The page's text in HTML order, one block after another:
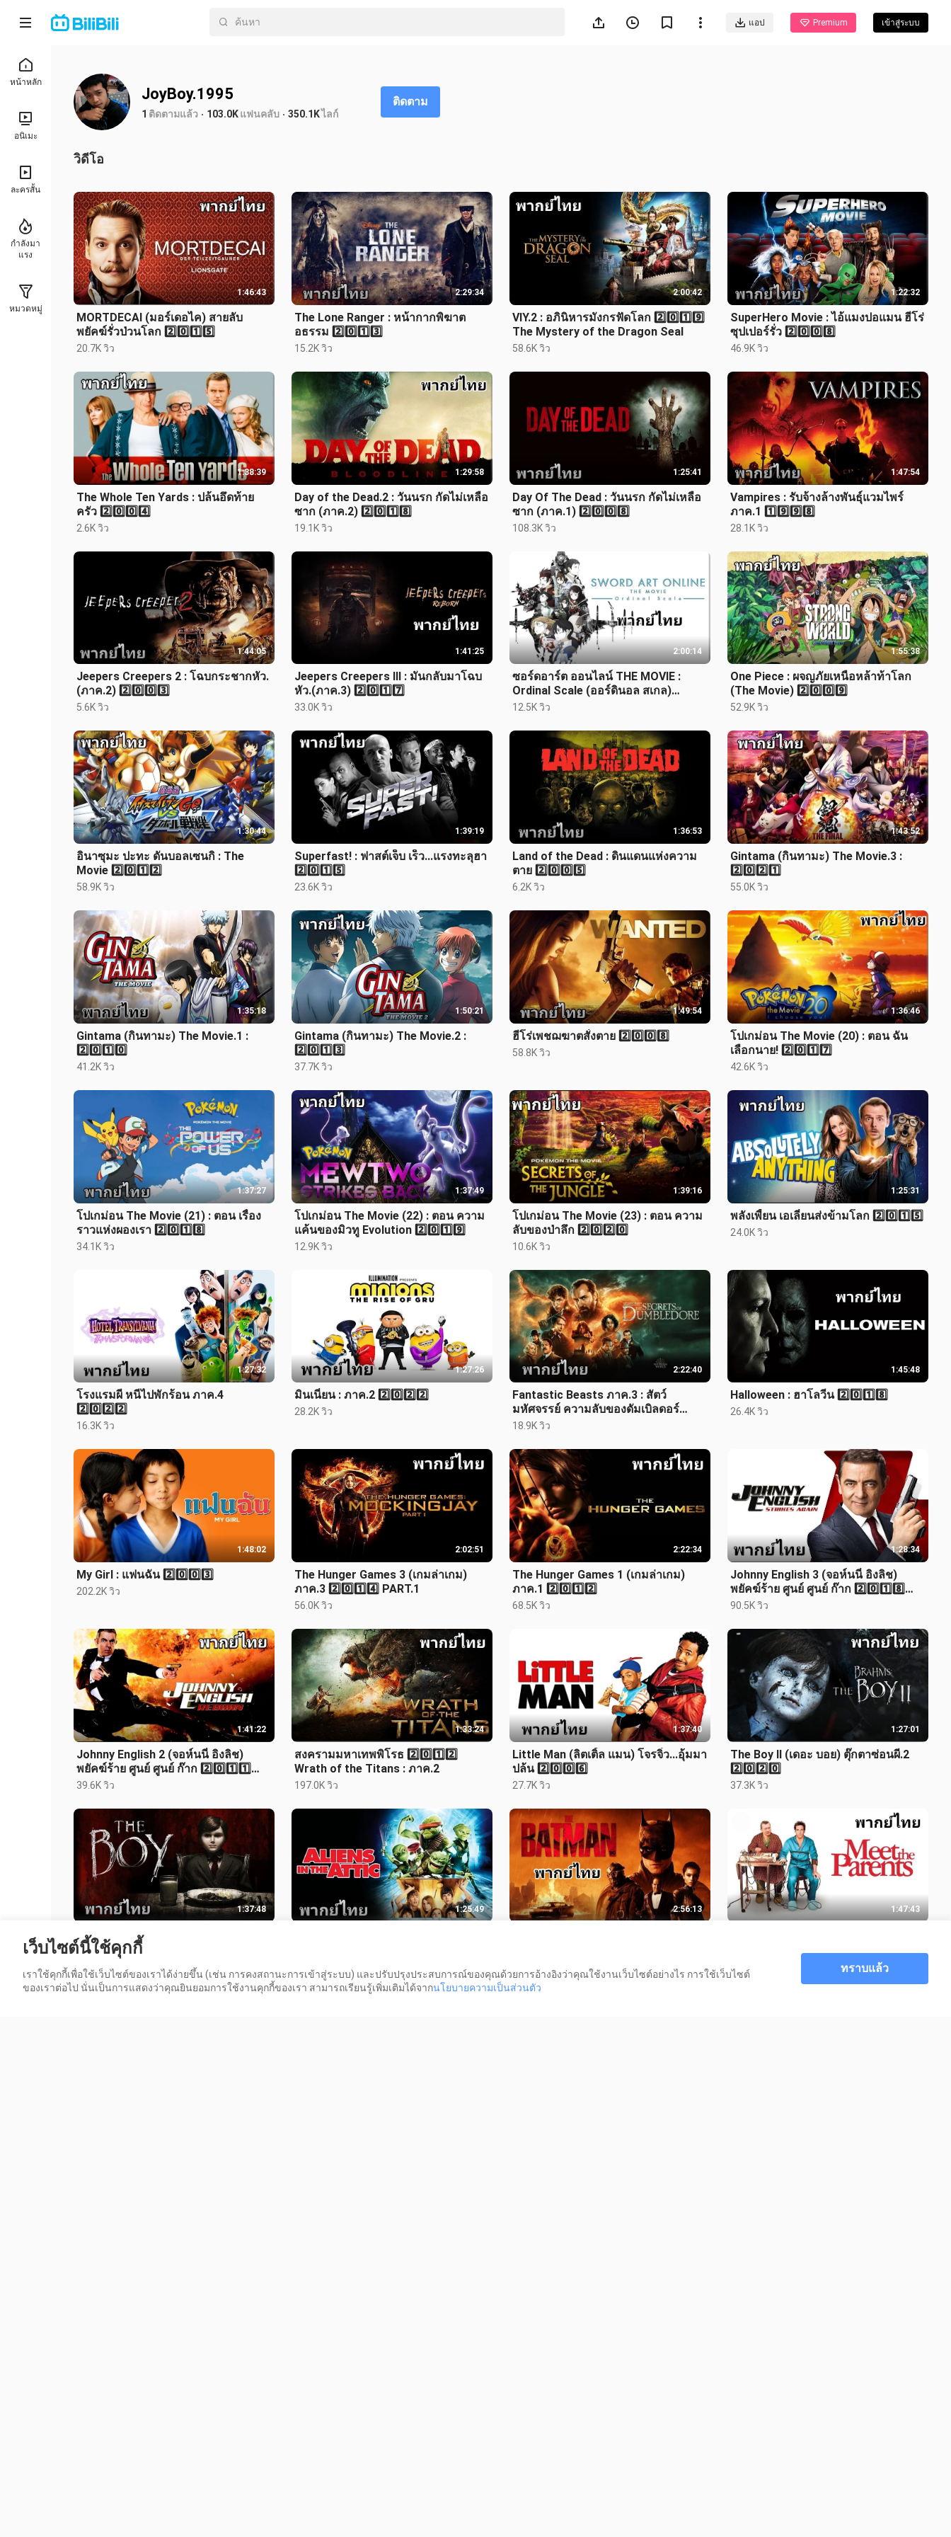
แอป Premium เข้าสู่ระบบ
หน้าหลัก
อนิเมะ
ละครสั้น
กำลังมา
แรง
หมวดหมู่
JoyBoy.1995
1 ติดตามแล้ว 103.0Kแฟนคลับ 350.1Kไลก์
ติดตาม
วิดีโอ
1:46:43
MORTDECAI (มอร์เดอไค) สายลับ
พยัคฆ์รั่วป่วนโลก 2️⃣0️⃣1️⃣5️⃣
20.7K วิว
2:29:34
The Lone Ranger : หน้ากากพิฆาต
อธรรม 2️⃣0️⃣1️⃣3️⃣
15.2K วิว
2:00:42
VIY.2 : อภินิหารมังกรฟัดโลก 2️⃣0️⃣1️⃣9️⃣
The Mystery of the Dragon Seal
58.6K วิว
1:22:32
SuperHero Movie : ไอ้แมงปอแมน ฮีโร่
ซุปเปอร์รั่ว 2️⃣0️⃣0️⃣8️⃣
46.9K วิว
1:38:39
The Whole Ten Yards : ปล้นอึดท้าย
ครัว 2️⃣0️⃣0️⃣4️⃣
2.6K วิว
1:29:58
Day of the Dead.2 : วันนรก กัดไม่เหลือ
ซาก (ภาค.2) 2️⃣0️⃣1️⃣8️⃣
19.1K วิว
1:25:41
Day Of The Dead : วันนรก กัดไม่เหลือ
ซาก (ภาค.1) 2️⃣0️⃣0️⃣8️⃣
108.3K วิว
1:47:54
Vampires : รับจ้างล้างพันธุ์แวมไพร์
ภาค.1 1️⃣9️⃣9️⃣8️⃣
28.1K วิว
1:44:05
Jeepers Creepers 2 : โฉบกระชากหัว.
(ภาค.2) 2️⃣0️⃣0️⃣3️⃣
5.6K วิว
1:41:25
Jeepers Creepers III : มันกลับมาโฉบ
หัว.(ภาค.3) 2️⃣0️⃣1️⃣7️⃣
33.0K วิว
2:00:14
ซอร์ดอาร์ต ออนไลน์ THE MOVIE :
Ordinal Scale (ออร์ดินอล สเกล)
2️⃣0️⃣1️⃣7️⃣
12.5K วิว
1:55:38
One Piece : ผจญภัยเหนือหล้าท้าโลก
(The Movie) 2️⃣0️⃣0️⃣9️⃣
52.9K วิว
1:30:44
อินาซุมะ ปะทะ ดันบอลเซนกิ : The
Movie 2️⃣0️⃣1️⃣2️⃣
58.9K วิว
1:39:19
Superfast! : ฟาสต์เจ็บ เร็ว...แรงทะลุฮา
2️⃣0️⃣1️⃣5️⃣
23.6K วิว
1:36:53
Land of the Dead : ดินแดนแห่งความ
ตาย 2️⃣0️⃣0️⃣5️⃣
6.2K วิว
1:43:52
Gintama (กินทามะ) The Movie.3 :
2️⃣0️⃣2️⃣1️⃣
55.0K วิว
1:35:18
Gintama (กินทามะ) The Movie.1 :
2️⃣0️⃣1️⃣0️⃣
41.2K วิว
1:50:21
Gintama (กินทามะ) The Movie.2 :
2️⃣0️⃣1️⃣3️⃣
37.7K วิว
1:49:54
ฮีโร่เพชฌฆาตสั่งตาย 2️⃣0️⃣0️⃣8️⃣
58.8K วิว
1:36:46
โปเกม่อน The Movie (20) : ตอน ฉัน
เลือกนาย! 2️⃣0️⃣1️⃣7️⃣
42.6K วิว
1:37:27
โปเกม่อน The Movie (21) : ตอน เรื่อง
ราวแห่งผองเรา 2️⃣0️⃣1️⃣8️⃣
34.1K วิว
1:37:49
โปเกม่อน The Movie (22) : ตอน ความ
แค้นของมิวทู Evolution 2️⃣0️⃣1️⃣9️⃣
12.9K วิว
1:39:16
โปเกม่อน The Movie (23) : ตอน ความ
ลับของป่าลึก 2️⃣0️⃣2️⃣0️⃣
10.6K วิว
1:25:31
พลังเพี้ยน เอเลี่ยนส่งข้ามโลก 2️⃣0️⃣1️⃣5️⃣
24.0K วิว
1:27:32
โรงแรมผี หนีไปพักร้อน ภาค.4
2️⃣0️⃣2️⃣2️⃣
16.3K วิว
1:27:26
มินเนี่ยน : ภาค.2 2️⃣0️⃣2️⃣2️⃣
28.2K วิว
2:22:40
Fantastic Beasts ภาค.3 : สัตว์
มหัศจรรย์ ความลับของดัมเบิลดอร์
2️⃣0️⃣2️⃣2️⃣
18.9K วิว
1:45:48
Halloween : ฮาโลวีน 2️⃣0️⃣1️⃣8️⃣
26.4K วิว
1:48:02
My Girl : แฟนฉัน 2️⃣0️⃣0️⃣3️⃣
202.2K วิว
2:02:51
The Hunger Games 3 (เกมล่าเกม)
ภาค.3 2️⃣0️⃣1️⃣4️⃣ PART.1
56.0K วิว
2:22:34
The Hunger Games 1 (เกมล่าเกม)
ภาค.1 2️⃣0️⃣1️⃣2️⃣
68.5K วิว
1:28:34
Johnny English 3 (จอห์นนี่ อิงลิช)
พยัคฆ์ร้าย ศูนย์ ศูนย์ ก๊าก 2️⃣0️⃣1️⃣8️⃣
ภาค.3
90.5K วิว
1:41:22
Johnny English 2 (จอห์นนี่ อิงลิช)
พยัคฆ์ร้าย ศูนย์ ศูนย์ ก๊าก 2️⃣0️⃣1️⃣1️⃣
ภาค.2
39.6K วิว
1:33:24
สงครามมหาเทพพิโรธ 2️⃣0️⃣1️⃣2️⃣
Wrath of the Titans : ภาค.2
197.0K วิว
1:37:40
Little Man (ลิตเติ้ล แมน) โจรจิ๋ว...อุ้มมา
ปล้น 2️⃣0️⃣0️⃣6️⃣
27.7K วิว
1:27:01
The Boy II (เดอะ บอย) ตุ๊กตาซ่อนผี.2
2️⃣0️⃣2️⃣0️⃣
37.3K วิว
1:37:48
The Boy (เดอะ บอย) ตุ๊กตาซ่อนผี.1
2️⃣0️⃣1️⃣6️⃣
1:25:49 2:56:13 1:47:43
เว็บไซต์นี้ใช้คุกกี้
เราใช้คุกกี้เพื่อใช้เว็บไซต์ของเราได้ง่ายขึ้น (เช่น การคงสถานะการเข้าสู่ระบบ) และปรับปรุงประสบการณ์ของคุณด้วยการอ้างอิงว่าคุณใช้งานเว็บไซต์อย่างไร การใช้เว็บไซต์
ของเราต่อไป นั่นเป็นการแสดงว่าคุณยินยอมการใช้งานคุกกี้ของเรา สามารถเรียนรู้เพิ่มเติมได้จากนโยบายความเป็นส่วนตัว
ทราบแล้ว